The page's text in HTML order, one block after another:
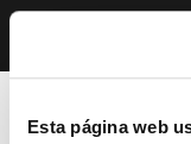
Esta página web